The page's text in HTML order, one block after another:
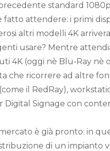
standard
fatto attendere: i primi
altri modelli 4K
usare? Mentre
4K (oggi nè Blu-Ray nè
che ricorrere ad altre
il RedRay),
Digital Signage con
è già pronto: in
di un impianto